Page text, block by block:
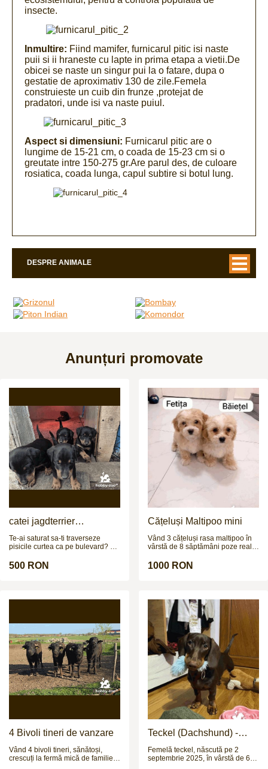
insecte.
Inmultire: Fiind mamifer, furnicarul pitic isi naste
puii si ii hraneste cu lapte in prima etapa a vietii.De
obicei se naste un singur pui la o fatare, dupa o
gestatie de aproximativ 130 de zile.Femela
construieste un cuib din frunze ,protejat de
pradatori, unde isi va naste puiul.
Aspect si dimensiuni: Furnicarul pitic are o
lungime de 15-21 cm, o coada de 15-23 cm si o
greutate intre 150-275 gr.Are parul des, de culoare
rosiatica, coada lunga, capul subtire si botul lung.
DESPRE ANIMALE
Anunțuri promovate
catei jagdterrier
Te-ai saturat sa-ti traverseze
pisicile curtea ca pe bulevard? Ti
prin gospodarie? Simti ca lipseste
caini. Curaj fara buton de oprire.
Fara ezitare. Fara frica. Fara
pauza Baterie nucleara pe 4
picioare. Jagdterrier – paza,
instinct, adrenalina. 3 pui
disponibili.
500 RON
Cățeluși Maltipoo mini
Vând 3 cățeluși rasa maltipoo în
vârstă de 8 săptămâni poze reale
vă aștept pe wapp
1000 RON
4 Bivoli tineri de vanzare
Vând 4 bivoli tineri, sănătoși,
crescuți la fermă mică de familie.
Teckel (Dachshund) -
Femelă teckel, născută pe 2
septembrie 2025, în vârstă de 6